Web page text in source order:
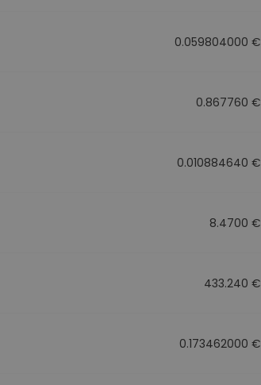
0.059804000 €
0.867760 €
0.010884640 €
8.4700 €
433.240 €
0.173462000 €